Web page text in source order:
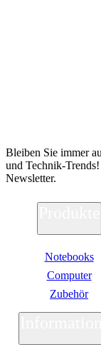
Notebooks
Computer
Zubehör
Bleiben Sie immer
und Technik-
Newsletter.